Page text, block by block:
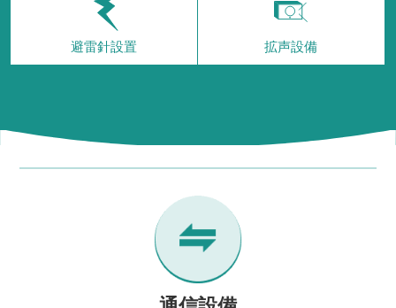
避雷針設置 拡声設備